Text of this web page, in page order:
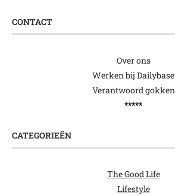
CONTACT
Over ons
Werken bij Dailybase
Verantwoord gokken
*****
CATEGORIEËN
The Good Life
Lifestyle